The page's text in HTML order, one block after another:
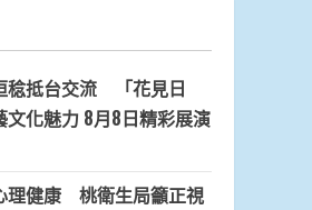
稔抵台交流 「花見日
化魅力 8月8日精彩展演
理健康 桃衛生局籲正視